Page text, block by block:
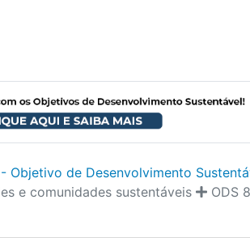
- Objetivo de Desenvolvimento
e comunidades sustentáveis
ODS